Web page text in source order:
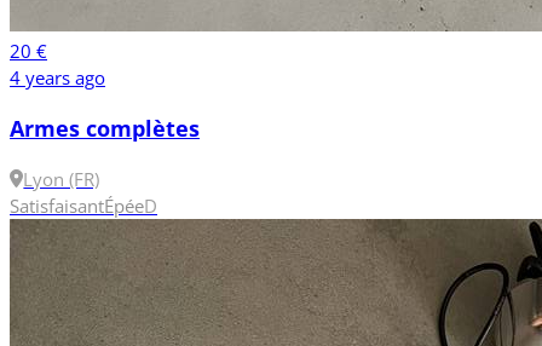
20 €
4 years ago
Armes complètes
Lyon (FR)
SatisfaisantÉpéeD